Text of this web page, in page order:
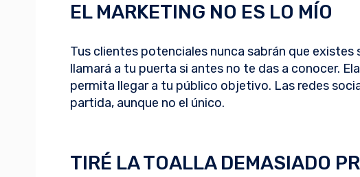
EL MARKETING NO ES LO MÍO
Tus clientes potenciales nunca sabrán que existes
llamará a tu puerta si antes no te das a conocer.
permita llegar a tu público objetivo. Las redes
partida, aunque no el único.
TIRÉ LA TOALLA DEMASIADO